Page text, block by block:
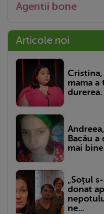
Agentii bone
Articole noi
Cristina,
mama
durerea.
Bacău
mai
„Soțul
donat
ne...